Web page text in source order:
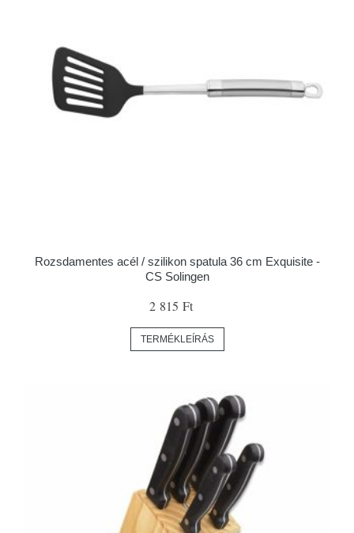
Rozsdamentes acél / szilikon spatula 36 cm Exquisite -
CS Solingen
2 815 Ft
TERMÉKLEÍRÁS